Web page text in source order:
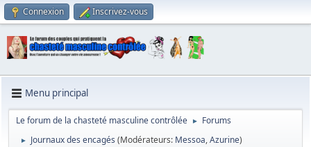
Connexion Inscrivez-vous
Menu principal
Le forum de la chasteté masculine contrôlée ► Forums
► Journaux des encagés (Modérateurs: Messoa,Azurine)